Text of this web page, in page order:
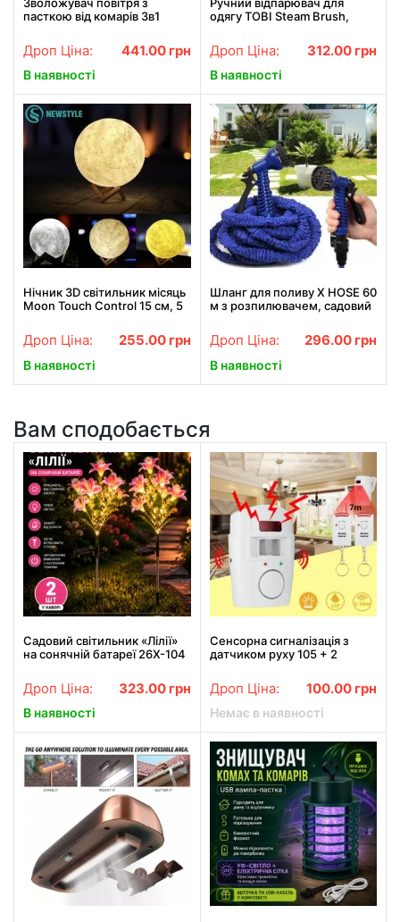
пасткою від комарів 3в1
москітна лампа з підсвіткою
ONL
Дроп Ціна: 441.00 грн
В наявності
одягу TOBI Steam Brush,
праска
Дроп Ціна: 312.00 грн
В наявності
Нічник 3D світильник місяць
Moon Touch Control 15 см, 5
Дроп Ціна: 255.00 грн
В наявності
Шланг для поливу X HOSE 60
м з розпилювачем, садовий
для саду
Дроп Ціна: 296.00 грн
В наявності
Вам сподобається
Садовий світильник «Лілії»
на сонячній батареї 26X-104
LED-підсвіткою 2 шт.
Дроп Ціна: 323.00 грн
В наявності
Сенсорна сигналізація з
датчиком руху 105 + 2
Дроп Ціна: 100.00 грн
Немає в наявності